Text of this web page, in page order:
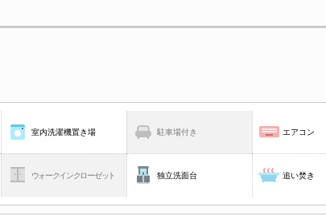
室内洗濯機置き場 駐車場付き エアコン
ウォークインクローゼット 独立洗面台 追い焚き